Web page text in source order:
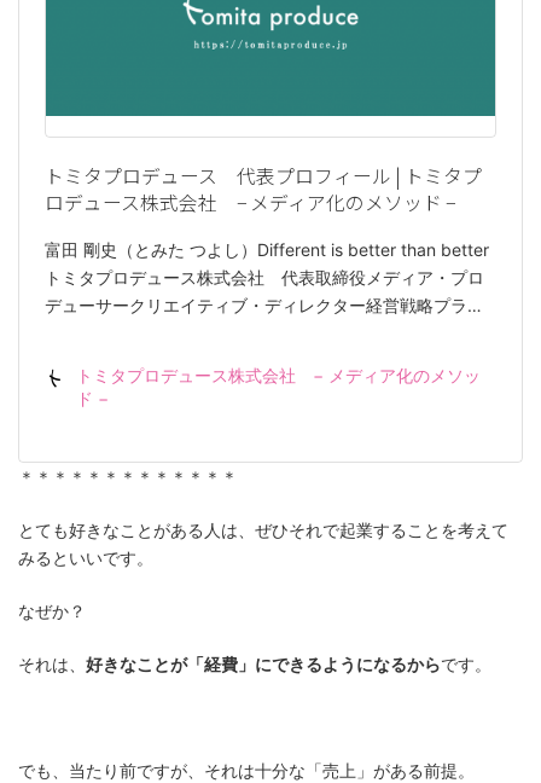
トミタプロデュース 代表プロフィール | トミタプ
ロデュース株式会社 − メディア化のメソッド −
富田 剛史（とみた つよし）Different is better than better
トミタプロデュース株式会社 代表取締役メディア・プロ
デューサークリエイティブ・ディレクター経営戦略プラ…
トミタプロデュース株式会社 − メディア化のメソッ
ド −
＊＊＊＊＊＊＊＊＊＊＊＊＊
とても好きなことがある人は、ぜひそれで起業することを考えて
みるといいです。
なぜか？
それは、 好きなことが「経費」にできるようになるからです。
でも、当たり前ですが、それは十分な「売上」がある前提。